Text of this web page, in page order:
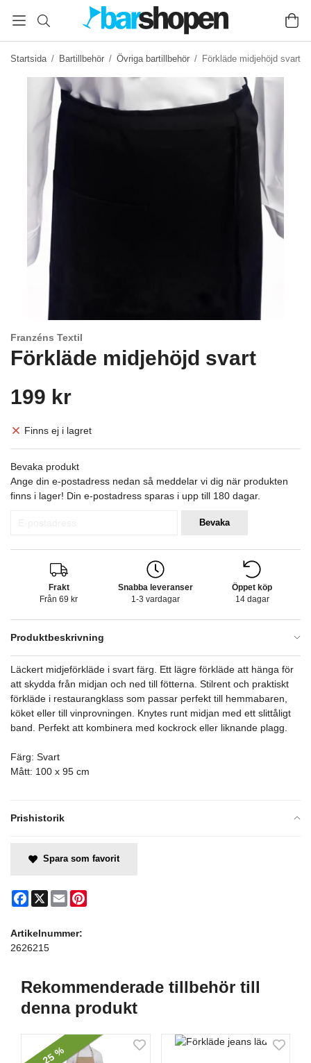
Startsida / Bartillbehör / Övriga bartillbehör / Förkläde midjehöjd svart
Franzéns Textil
Förkläde midjehöjd svart
199 kr
Finns ej i lagret
Bevaka produkt
Ange din e-postadress nedan så meddelar vi dig när produkten
finns i lager! Din e-postadress sparas i upp till 180 dagar.
Bevaka
Frakt
Från 69 kr
Snabba leveranser
1-3 vardagar
Öppet köp
14 dagar
Produktbeskrivning
Prishistorik
Läckert midjeförkläde i svart färg. Ett lägre förkläde att hänga för
att skydda från midjan och ned till fötterna. Stilrent och praktiskt
förkläde i restaurangklass som passar perfekt till hemmabaren,
köket eller till vinprovningen. Knytes runt midjan med ett slittåligt
band. Perfekt att kombinera med kockrock eller liknande plagg.
Färg: Svart
Mått: 100 x 95 cm
Spara som favorit
Facebook
X Email
Artikelnummer:
2626215
Rekommenderade tillbehör till
denna produkt
25 %